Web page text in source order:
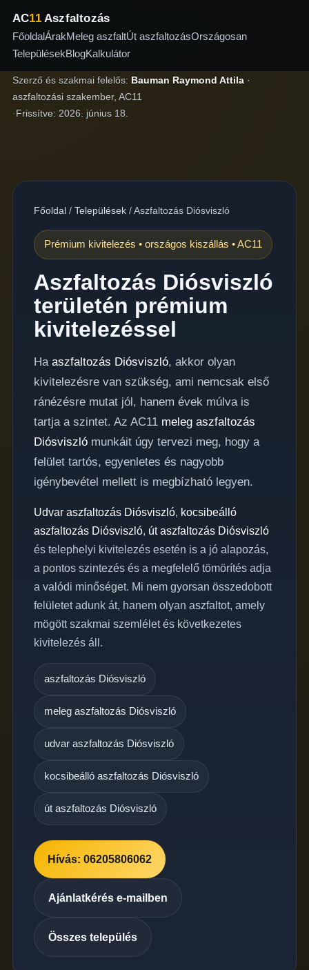
AC11Aszfaltozás
FőoldalÁrakMeleg aszfaltÚt aszfaltozásOrszágosan
TelepülésekBlogKalkulátor
Szerző és szakmai felelős: Bauman Raymond Attila·
aszfaltozási szakember, AC11
·Frissítve: 2026. június 18.
Főoldal/ Települések/Aszfaltozás Diósviszló
Prémium kivitelezés • országos kiszállás • AC11
Aszfaltozás Diósviszló
területén prémium
kivitelezéssel
Ha aszfaltozás Diósviszló, akkor olyan
kivitelezésre van szükség, ami nemcsak első
ránézésre mutat jól, hanem évek múlva is
tartja a szintet. Az AC11 meleg aszfaltozás
Diósviszlómunkáit úgy tervezi meg, hogy a
felület tartós, egyenletes és nagyobb
igénybevétel mellett is megbízható legyen.
Udvar aszfaltozás Diósviszló, kocsibeálló
aszfaltozás Diósviszló, út aszfaltozás Diósviszló
és telephelyi kivitelezés esetén is a jó alapozás,
a pontos szintezés és a megfelelő tömörítés adja
a valódi minőséget. Mi nem gyorsan összedobott
felületet adunk át, hanem olyan aszfaltot, amely
mögött szakmai szemlélet és következetes
kivitelezés áll.
aszfaltozás Diósviszló
meleg aszfaltozás Diósviszló
udvar aszfaltozás Diósviszló
kocsibeálló aszfaltozás Diósviszló
út aszfaltozás Diósviszló
Hívás: 06205806062
Ajánlatkérés e-mailben
Összes település